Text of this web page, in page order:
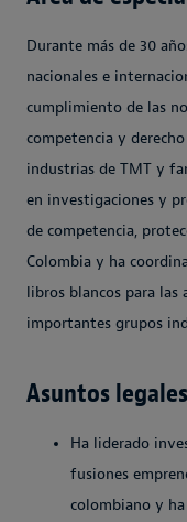
Durante más de 30
nacionales e
cumplimiento de las
competencia y
industrias de TMT y
en investigaciones y
de competencia,
Colombia y ha
libros blancos para las
importantes grupos
Asuntos
Ha liderado
fusiones
colombiano y